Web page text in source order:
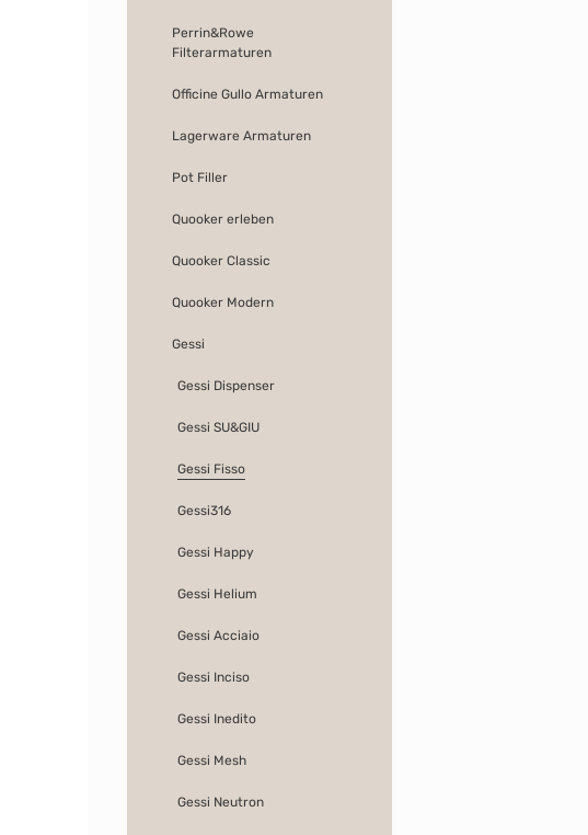
Perrin&Rowe
Filterarmaturen
Officine Gullo Armaturen
Lagerware Armaturen
Pot Filler
Quooker erleben
Quooker Classic
Quooker Modern
Gessi
Gessi Dispenser
Gessi SU&GIU
Gessi Fisso
Gessi316
Gessi Happy
Gessi Helium
Gessi Acciaio
Gessi Inciso
Gessi Inedito
Gessi Mesh
Gessi Neutron